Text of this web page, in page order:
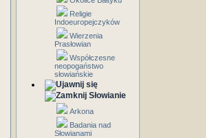
Religie
Indoeuropejczyków
Wierzenia
Prasłowian
Współczesne
neopogaństwo
słowiańskie
Słowianie
Arkona
Badania nad
Słowianami